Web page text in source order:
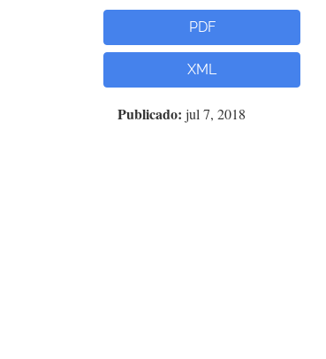
Barra
lateral
artículo
PDF
XML
Publicado: jul 7, 2018